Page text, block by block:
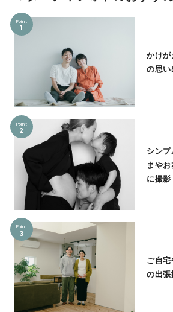
Point
1
かけ
の思い
Point
2
シン
まや
に撮影
Point
3
ご自
の出